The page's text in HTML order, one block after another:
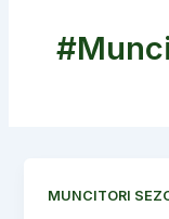
MUNCITORI